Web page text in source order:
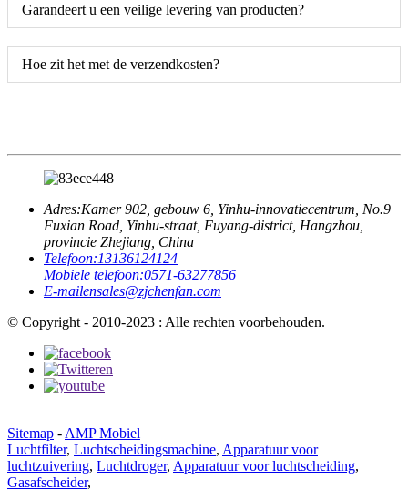
Garandeert u een veilige levering van producten?
Hoe zit het met de verzendkosten?
Adres:Kamer 902, gebouw 6, Yinhu-innovatiecentrum, No.9
Fuxian Road, Yinhu-straat, Fuyang-district, Hangzhou,
provincie Zhejiang, China
Telefoon:13136124124
Mobiele telefoon:0571-63277856
E-mailensales@zjchenfan.com
© Copyright - 2010-2023 : Alle rechten voorbehouden.
Sitemap - AMP Mobiel
Luchtfilter, Luchtscheidingsmachine, Apparatuur voor
luchtzuivering, Luchtdroger, Apparatuur voor luchtscheiding,
Gasafscheider,